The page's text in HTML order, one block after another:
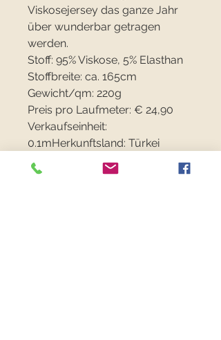
Viskosejersey das ganze Jahr
über wunderbar getragen
werden.
Stoff: 95% Viskose, 5% Elasthan
Stoffbreite: ca. 165cm
Gewicht/qm: 220g
Preis pro Laufmeter: € 24,90
Verkaufseinheit:
0.1mHerkunftsland: Türkei